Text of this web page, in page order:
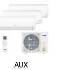
AUX